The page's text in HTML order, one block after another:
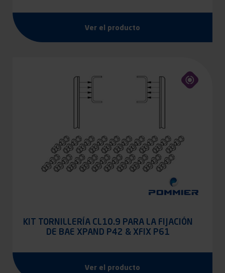
Ver el producto
KIT TORNILLERÍA CL10.9 PARA LA FIJACIÓN
DE BAE XPAND P42 & XFIX P61
Ver el producto